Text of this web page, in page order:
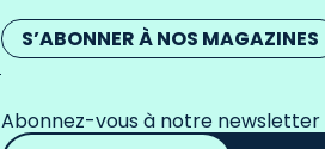
S’ABONNER À NOS MAGAZINES
Abonnez-vous à notre newsletter
Adresse